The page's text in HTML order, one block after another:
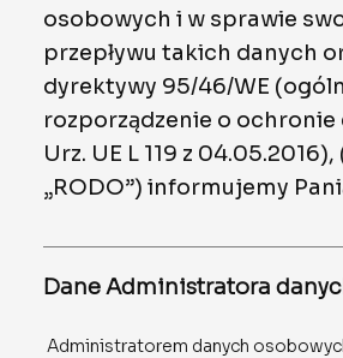
osobowych i w sprawie
przepływu takich danych
dyrektywy 95/46/WE
rozporządzenie o ochronie
Urz. UE L 119 z
„RODO”) informujemy
Dane Administratora
Administratorem danych